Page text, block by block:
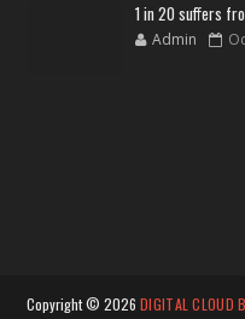
1 in 20 suffers
Admin
Copyright © 2026 DIGITAL CLOUD